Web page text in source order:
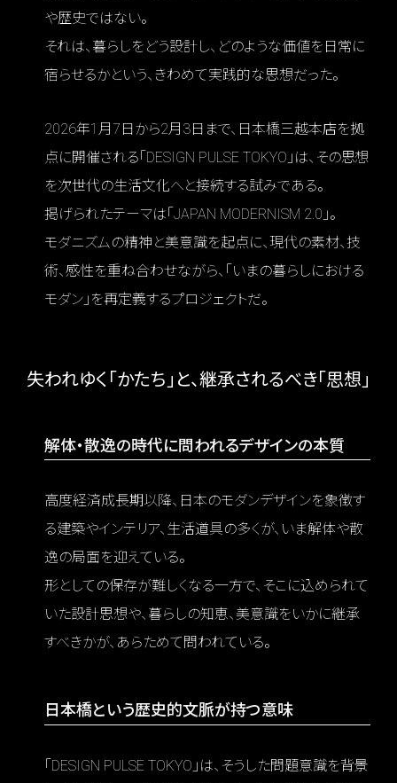
や歴史ではない。
それは、暮らしをどう設計し、どのような価値を日常に
宿らせるかという、きわめて実践的な思想だった。
2026年1月7日から2月3日まで、日本橋三越本店を拠
点に開催される「DESIGN PULSE TOKYO」は、その思想
を次世代の生活文化へと接続する試みである。
掲げられたテーマは「JAPAN MODERNISM 2.0」。
モダニズムの精神と美意識を起点に、現代の素材、技
術、感性を重ね合わせながら、「いまの暮らしにおける
モダン」を再定義するプロジェクトだ。
失われゆく「かたち」と、継承されるべき「思想」
解体・散逸の時代に問われるデザインの本質
高度経済成長期以降、日本のモダンデザインを象徴す
る建築やインテリア、生活道具の多くが、いま解体や散
逸の局面を迎えている。
形としての保存が難しくなる一方で、そこに込められて
いた設計思想や、暮らしの知恵、美意識をいかに継承
すべきかが、あらためて問われている。
日本橋という歴史的文脈が持つ意味
「DESIGN PULSE TOKYO」は、そうした問題意識を背景